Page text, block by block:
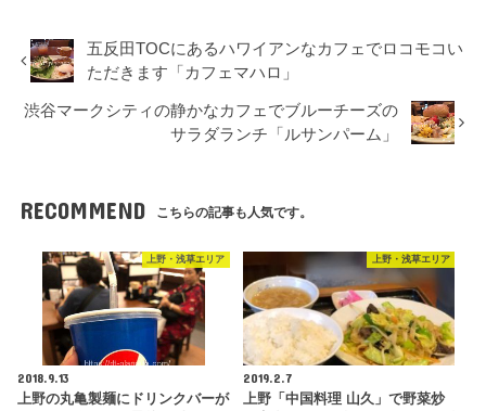
五反田TOCにあるハワイアンなカフェでロコモコい
ただきます「カフェマハロ」
渋谷マークシティの静かなカフェでブルーチーズの
サラダランチ「ルサンパーム」
RECOMMEND こちらの記事も人気です。
上野・浅草エリア
2018.9.13
上野の丸亀製麺にドリンクバーが
上野・浅草エリア
2019.2.7
上野「中国料理 山久」で野菜炒